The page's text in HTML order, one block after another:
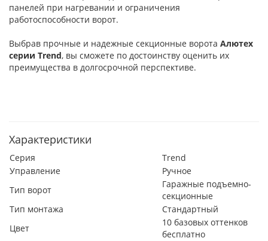
панелей при нагревании и ограничения
работоспособности ворот.
Выбрав прочные и надежные секционные ворота Алютех
серии Trend, вы сможете по достоинству оценить их
преимущества в долгосрочной перспективе.
Характеристики
Серия
Trend
Управление
Ручное
Тип ворот
Гаражные подъемно-
секционные
Тип монтажа
Стандартный
Цвет
10 базовых оттенков
бесплатно